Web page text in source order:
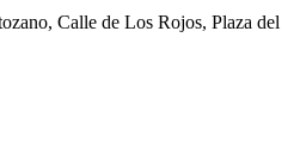
Calle de Los Rojos, Plaza del